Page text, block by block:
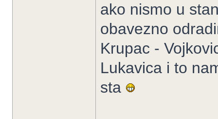
ako nismo u
obavezno
Krupac -
Lukavica i to
sta